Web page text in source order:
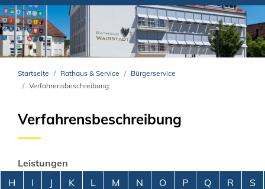
Startseite Rathaus & Service
Bürgerservice
Verfahrensbeschreibung
Verfahrensbeschreibung
Leistungen
Alphabetisches Register überspringen
H I J K L M N O P Q R S